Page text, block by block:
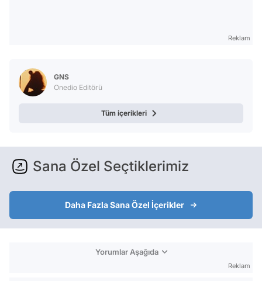
Reklam
GNS
Onedio Editörü
Tüm içerikleri
Sana Özel Seçtiklerimiz
Daha Fazla Sana Özel İçerikler
Yorumlar Aşağıda
Reklam